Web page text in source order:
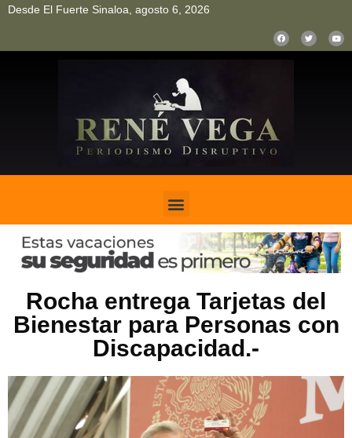
Desde El Fuerte Sinaloa, agosto 6, 2026
Rocha entrega Tarjetas del
Bienestar para Personas con
Discapacidad.-